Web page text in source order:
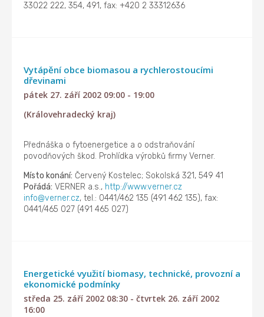
33022 222, 354, 491, fax: +420 2 33312636
Vytápění obce biomasou a rychlerostoucími
dřevinami
pátek 27. září 2002 09:00 - 19:00
(Královehradecký kraj)
Přednáška o fytoenergetice a o odstraňování
povodňových škod. Prohlídka výrobků firmy Verner.
Místo konání: Červený Kostelec; Sokolská 321, 549 41
Pořádá: VERNER a.s., http://www.verner.cz
info@verner.cz, tel.: 0441/462 135 (491 462 135), fax:
0441/465 027 (491 465 027)
Energetické využití biomasy, technické, provozní a
ekonomické podmínky
středa 25. září 2002 08:30 - čtvrtek 26. září 2002
16:00